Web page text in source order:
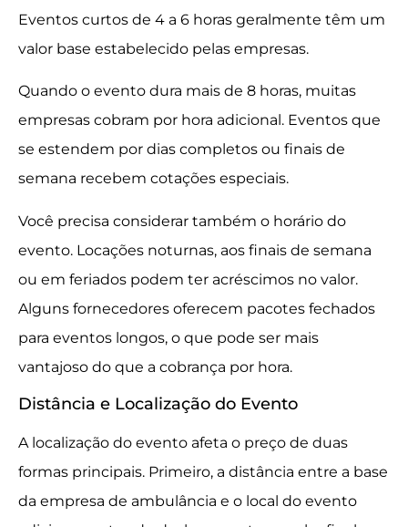
Eventos curtos de 4 a 6 horas geralmente têm um
valor base estabelecido pelas empresas.
Quando o evento dura mais de 8 horas, muitas
empresas cobram por hora adicional. Eventos que
se estendem por dias completos ou finais de
semana recebem cotações especiais.
Você precisa considerar também o horário do
evento. Locações noturnas, aos finais de semana
ou em feriados podem ter acréscimos no valor.
Alguns fornecedores oferecem pacotes fechados
para eventos longos, o que pode ser mais
vantajoso do que a cobrança por hora.
Distância e Localização do Evento
A localização do evento afeta o preço de duas
formas principais. Primeiro, a distância entre a base
da empresa de ambulância e o local do evento